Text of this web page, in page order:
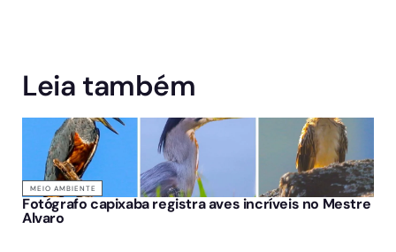
Leia também
MEIO AMBIENTE
Fotógrafo capixaba registra aves incríveis no Mestre
Alvaro